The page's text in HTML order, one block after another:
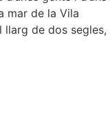
mar de la Vila
llarg de dos segles,